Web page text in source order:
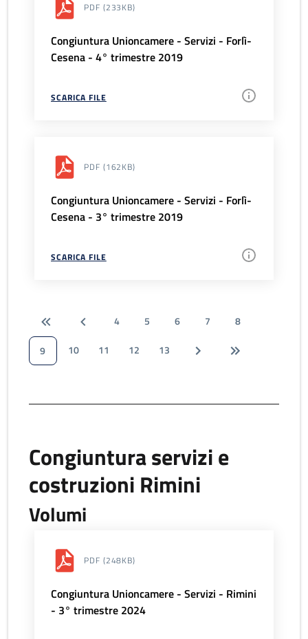
PDF (233KB)
Congiuntura Unioncamere - Servizi - Forlì-
Cesena - 4° trimestre 2019
SCARICA FILE
PDF (162KB)
Congiuntura Unioncamere - Servizi - Forlì-
Cesena - 3° trimestre 2019
SCARICA FILE
4 5 6 7
8
9
10 11 12 13
Congiuntura servizi e
costruzioni Rimini
Volumi
PDF (248KB)
Congiuntura Unioncamere - Servizi - Rimini
- 3° trimestre 2024